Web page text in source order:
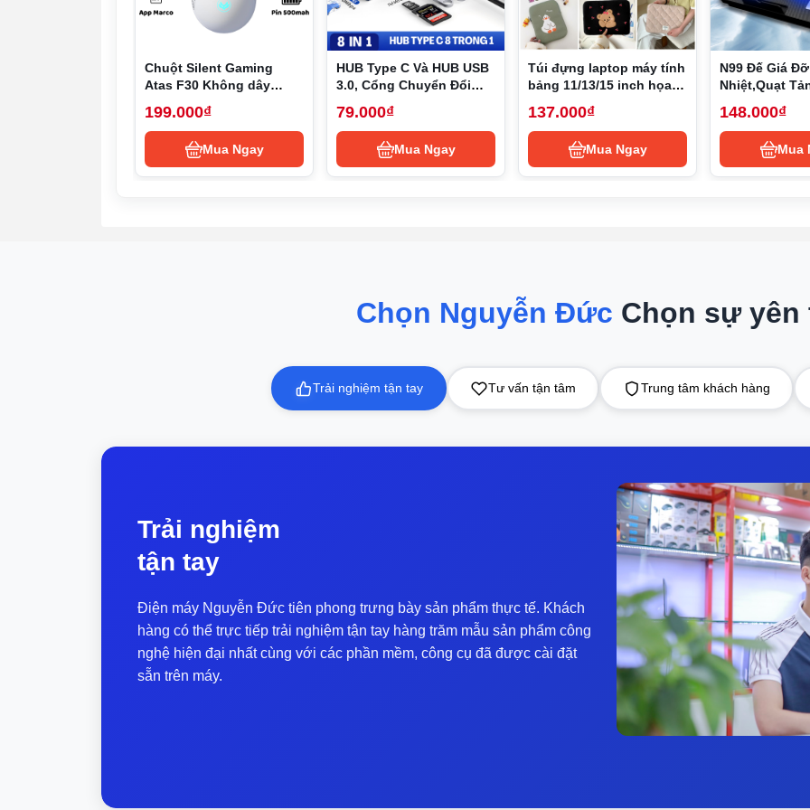
1. Thiết kế
Thiết kế phân vùng trên và dưới , giặt một lần bằng máy, tiện lợi và nhanh chóng. Cấu trúc thẳng đứng
Về mặt điều khiển, nó sử dụng màn hình màu ẩn, bắt chước giao diện người dùng và cảm ứng của màn
được kết nối với ứng dụng Mijia để điều khiển từ xa. Giao diện mượt mà màu đen tinh thể băng, chống
2. Tự động phân chia chất tẩy rửa
3. Công nghệ hiện đại
Công nghệ hard-core, sản phẩm sử dụng động cơ dẫn động trực tiếp cho cả thùng trên và thùng dưới.
nhiệt độ thông minh và điều khiển gió, cải thiện độ khô của quần áo; giống như bên dưới áp dụng phun
tăng tốc quá trình kết hợp chất tẩy rửa và vết bẩn, hỗ trợ tỷ lệ giặt lên đến 1,1, và cải thiện khả năng làm
4. Hệ thống chống xóc
Cấu trúc của máy bên trong áp dụng nguyên lý hấp thụ sốc của các tòa nhà chọc trời và toàn bộ máy có
ổn định. Được trang bị hệ thống giảm xóc độc lập cho thùng trên và dưới, giảm xóc hành trình kép với
Chuột Silent Gaming
Atas F30 Không dây
dụng liên tục 50h - Có
app Marco
199.000₫
Mua Ngay
HUB Type C Và HUB USB
3.0, Cổng Chuyển Đổi
to HDMI,USB 3.0, SD,
TF,RJ45, PD Type-C
79.000₫
Mua Ngay
Túi đựng laptop máy tính
bảng 11/13/15 inch họa
cách Hàn Quốc
137.000₫
Mua Ngay
N99 Đế Giá
Nhiệt,Quạt
Nhiệt Cho
2 USB
148.000₫
Mua
Chọn Nguyễn Đức Chọn sự yên
Trải nghiệm tận tay Tư vấn tận tâm Trung tâm khách hàng
Trải nghiệm
tận tay
Điện máy Nguyễn Đức tiên phong trưng bày sản phẩm thực tế. Khách
hàng có thể trực tiếp trải nghiệm tận tay hàng trăm mẫu sản phẩm công
nghệ hiện đại nhất cùng với các phần mềm, công cụ đã được cài đặt
sẵn trên máy.